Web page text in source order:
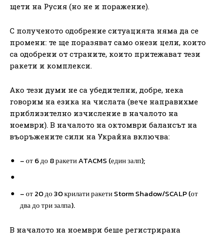
щети на Русия (но не и поражение).
С полученото одобрение ситуацията няма да се
промени: те ще поразяват само онези цели, които
са одобрени от страните, които притежават тези
ракети и комплекси.
Ако тези думи не са убедителни, добре, нека
говорим на езика на числата (вече направихме
приблизително изчисление в началото на
ноември). В началото на октомври балансът на
въоръжените сили на Украйна включва:
– от 6 до 8 ракети ATACMS (един залп);
– от 20 до 30 крилати ракети Storm Shadow/SCALP (от
два до три залпа).
В началото на ноември беше регистрирана